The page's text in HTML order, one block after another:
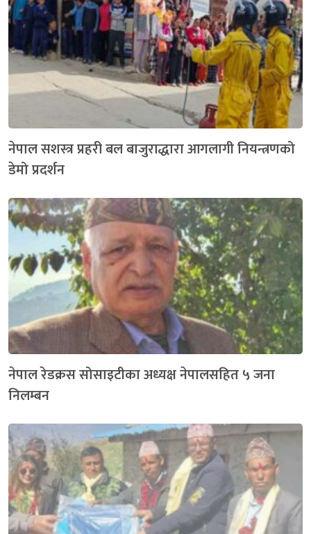
नेपाल सशस्त्र प्रहरी बल बाजुराद्धारा आगलागी नियन्त्रणको
डेमो प्रदर्शन
नेपाल रेडक्रस सोसाइटीका अध्यक्ष नेपालसहित ५ जना
निलम्बन